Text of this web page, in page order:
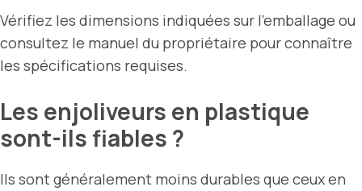
Vérifiez les dimensions indiquées sur l’emballage ou
consultez le manuel du propriétaire pour connaître
les spécifications requises.
Les enjoliveurs en plastique
sont-ils fiables ?
Ils sont généralement moins durables que ceux en